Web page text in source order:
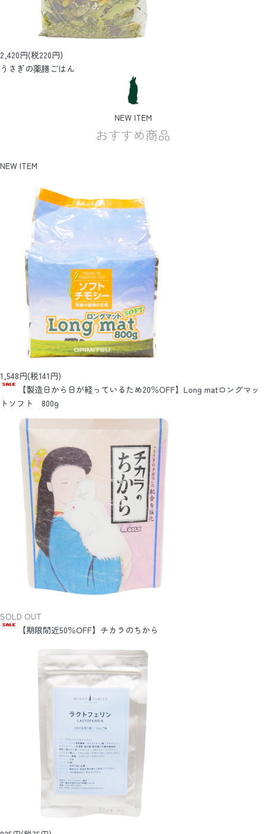
2,420円(税220円)
うさぎの薬膳ごはん
NEW ITEM
おすすめ商品
NEW ITEM
1,548円(税141円)
【製造日から日が経っているため20％OFF】Long matロングマッ
トソフト 800g
SOLD OUT
【期限間近50％OFF】チカラのちから